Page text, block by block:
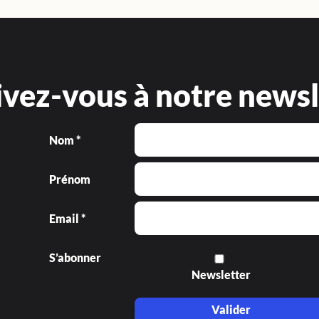
vous à notre
Nom *
Prénom
Email *
S’abonner
Newsletter
Valider